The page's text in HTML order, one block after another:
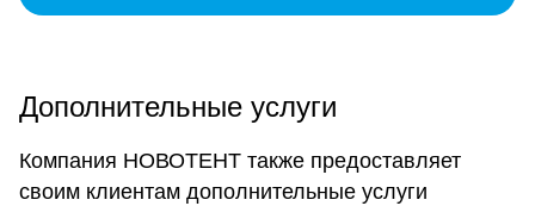
Дополнительные услуги
Компания НОВОТЕНТ также предоставляет
своим клиентам дополнительные услуги